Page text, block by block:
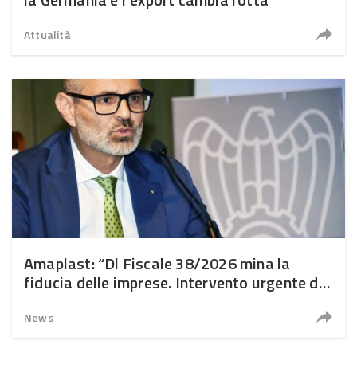
Attualità
Amaplast: “Dl Fiscale 38/2026 mina la
fiducia delle imprese. Intervento urgente del
News